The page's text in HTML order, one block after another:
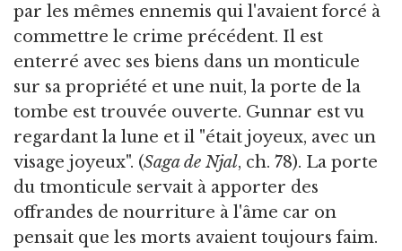
par les mêmes ennemis qui l'avaient forcé à
commettre le crime précédent. Il est
enterré avec ses biens dans un monticule
sur sa propriété et une nuit, la porte de la
tombe est trouvée ouverte. Gunnar est vu
regardant la lune et il "était joyeux, avec un
visage joyeux". (Saga de Njal, ch. 78). La porte
du tmonticule servait à apporter des
offrandes de nourriture à l'âme car on
pensait que les morts avaient toujours faim.